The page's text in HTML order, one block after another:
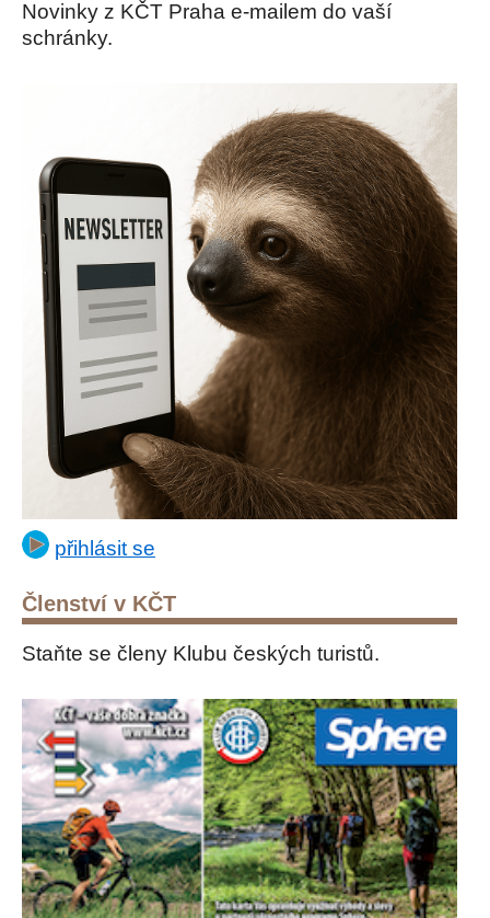
Novinky z KČT Praha e-mailem do vaší
schránky.
přihlásit se
Členství v KČT
Staňte se členy Klubu českých turistů.